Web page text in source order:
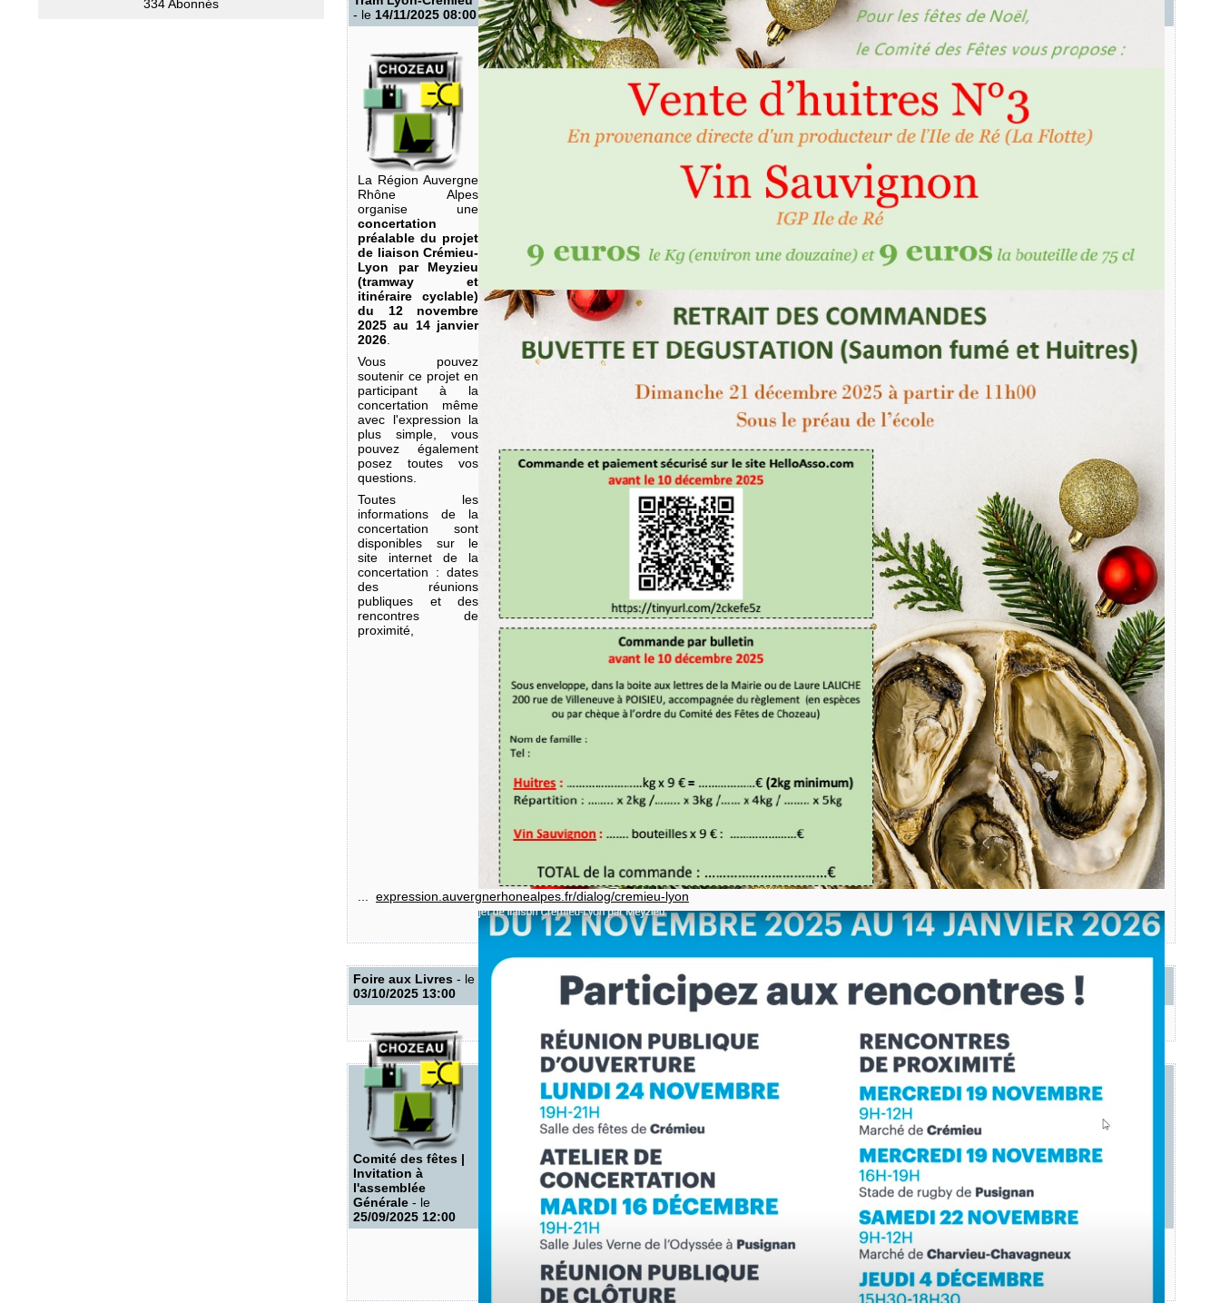
334 Abonnés
- le 14/11/2025 08:00
La Région Auvergne
Rhône Alpes
organise une
concertation
préalable du projet
de liaison Crémieu-
Lyon par Meyzieu
(tramway et
itinéraire cyclable)
du 12 novembre
2025 au 14 janvier
2026
Vous pouvez
soutenir ce projet en
participant à la
concertation même
avec l'expression la
plus simple, vous
pouvez également
posez toutes vos
questions.
Toutes les
informations de la
concertation sont
disponibles sur le
site internet de la
concertation : dates
des réunions
publiques et des
rencontres de
proximité,
expression.auvergnerhonealpes.fr/dialog/cremieu-lyon
Foire aux Livres - le
03/10/2025 13:00
Comité des fêtes |
Invitation à
l'assemblée
Générale - le
25/09/2025 12:00